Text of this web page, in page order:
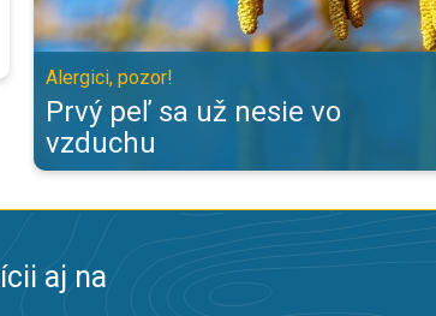
Alergici, pozor!
Prvý peľ sa už nesie vo
vzduchu
aj na